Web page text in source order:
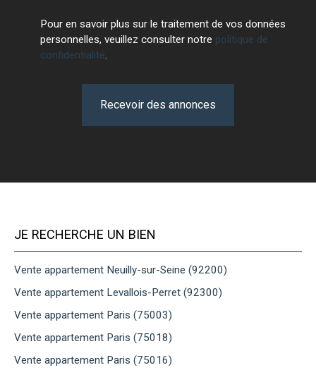
Pour en savoir plus sur le traitement de vos données
personnelles, veuillez consulter notre politique de
confidentialité
Recevoir des annonces
JE RECHERCHE UN BIEN
Vente appartement Neuilly-sur-Seine (92200)
Vente appartement Levallois-Perret (92300)
Vente appartement Paris (75003)
Vente appartement Paris (75018)
Vente appartement Paris (75016)